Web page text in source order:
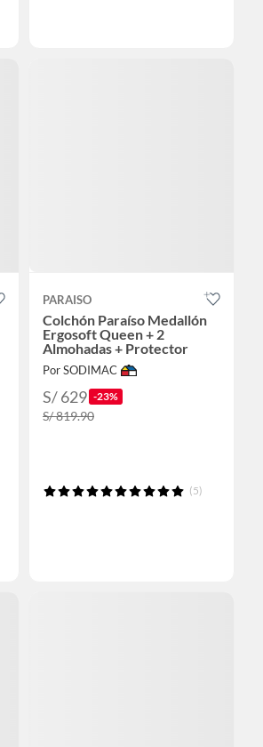
PARAISO
Colchón Paraíso Medallón
Ergosoft Queen + 2
Almohadas + Protector
Por SODIMAC
S/ 629 -23%
S/ 819.90
(5)